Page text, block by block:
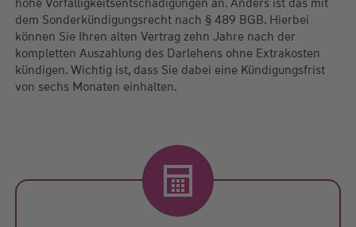
hohe Vorfälligkeitsentschädigungen an. Anders ist das mit
dem Sonderkündigungsrecht nach § 489 BGB. Hierbei
können Sie Ihren alten Vertrag zehn Jahre nach der
kompletten Auszahlung des Darlehens ohne Extrakosten
kündigen. Wichtig ist, dass Sie dabei eine Kündigungsfrist
von sechs Monaten einhalten.